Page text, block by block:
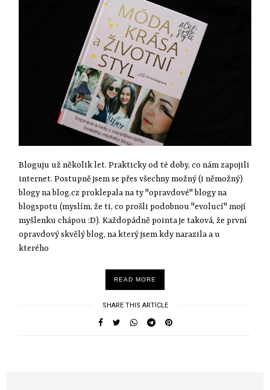
Bloguju už několik let. Prakticky od té doby, co nám zapojili
internet. Postupně jsem se přes všechny možný (i němožný)
blogy na blog.cz proklepala na ty "opravdové" blogy na
blogspotu (myslím, že ti, co prošli podobnou "evolucí" mojí
myšlenku chápou :D). Každopádně pointa je taková, že první
opravdový skvělý blog, na který jsem kdy narazila a u
kterého
READ MORE
SHARE THIS ARTICLE